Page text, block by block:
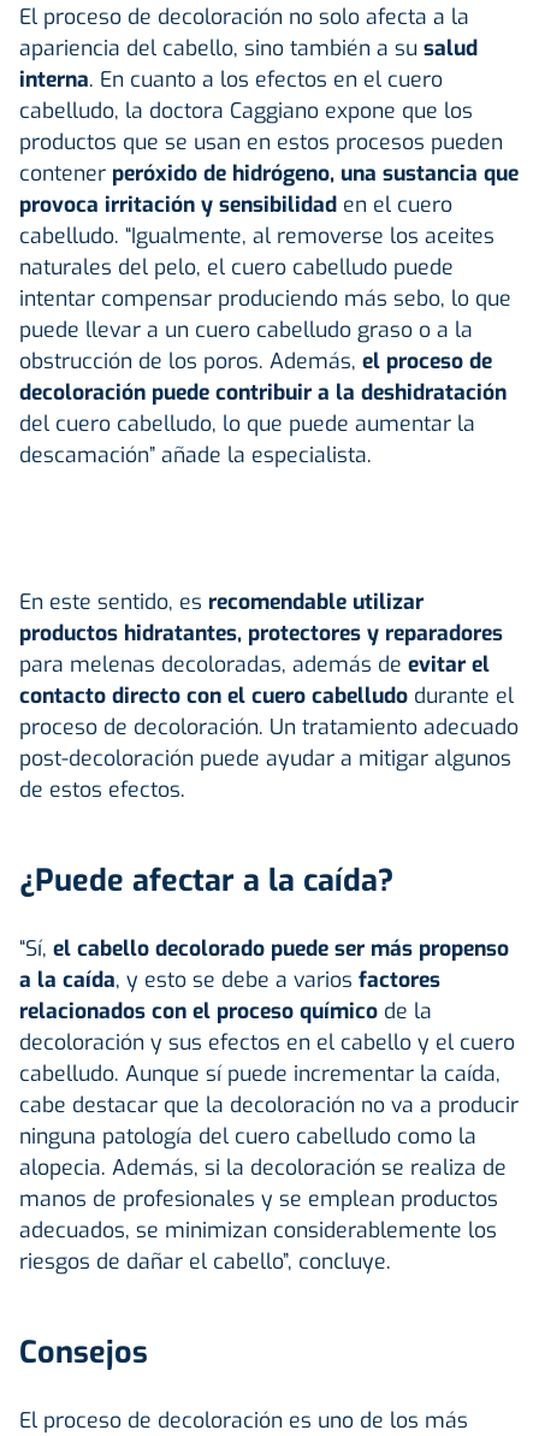
El proceso de decoloración no solo afecta a la
apariencia del cabello, sino también a su salud
interna. En cuanto a los efectos en el cuero
cabelludo, la doctora Caggiano expone que los
productos que se usan en estos procesos pueden
contener peróxido de hidrógeno, una sustancia que
provoca irritación y sensibilidad en el cuero
cabelludo. “Igualmente, al removerse los aceites
naturales del pelo, el cuero cabelludo puede
intentar compensar produciendo más sebo, lo que
puede llevar a un cuero cabelludo graso o a la
obstrucción de los poros. Además, el proceso de
decoloración puede contribuir a la deshidratación
del cuero cabelludo, lo que puede aumentar la
descamación” añade la especialista.
En este sentido, es recomendable utilizar
productos hidratantes, protectores y reparadores
para melenas decoloradas, además de evitar el
contacto directo con el cuero cabelludo durante el
proceso de decoloración. Un tratamiento adecuado
post-decoloración puede ayudar a mitigar algunos
de estos efectos.
¿Puede afectar a la caída?
“Sí, el cabello decolorado puede ser más propenso
a la caída, y esto se debe a varios factores
relacionados con el proceso químico de la
decoloración y sus efectos en el cabello y el cuero
cabelludo. Aunque sí puede incrementar la caída,
cabe destacar que la decoloración no va a producir
ninguna patología del cuero cabelludo como la
alopecia. Además, si la decoloración se realiza de
manos de profesionales y se emplean productos
adecuados, se minimizan considerablemente los
riesgos de dañar el cabello”, concluye.
Consejos
El proceso de decoloración es uno de los más